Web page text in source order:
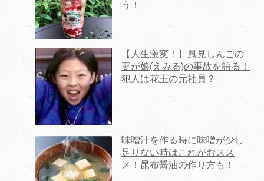
う！
【人生激変！】風見しんごの
妻が娘(えみる)の事故を語る！
犯人は花王の元社員？
味噌汁を作る時に味噌が少し
足りない時はこれがおスス
メ！昆布醤油の作り方も！